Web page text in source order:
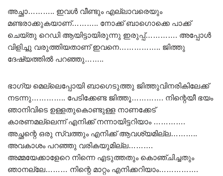
അച്ഛാ……….. ഇവൾ വീണ്ടും എല്ലാവരെയും
മണ്ടരാക്കുകയാണ്……….. നോക്ക് ബാഗൊക്കെ പാക്ക്
ചെയ്തു റെഡി ആയിട്ടായിരുന്നു ഇരുപ്പ്…………. അപ്പോൾ
വിളിച്ചു വരുത്തിയതാണ് ഇവനെ…………….. ജിത്തു
ദേഷ്യത്തിൽ പറഞ്ഞു……..
ഭാഗ്യ മെല്ലെപ്പോയി ബാഗെടുത്തു ജിത്തുവിനരികിലേക്ക്
നടന്നു………….. പേടിക്കേണ്ട ജിത്തൂ…………. നിന്റെയീ ഭയം
ഞാനിവിടെ ഉള്ളതുകൊണ്ടുള്ള നാണക്കേട്
കാരണമല്ലെന്ന് എനിക്ക് നന്നായിട്ടറിയാം ………….
അച്ഛന്റെ ഒരു സ്വത്തും എനിക്ക് ആവശ്യമില്ല………..
അവകാശം പറഞ്ഞു വരികയുമില്ല……….
അമ്മയേക്കാളേറെ നിന്നെ എടുത്തതും കൊഞ്ചിച്ചതും
ഞാനല്ലേ……… നിന്റെ മാറ്റം എനിക്കറിയാം…………….